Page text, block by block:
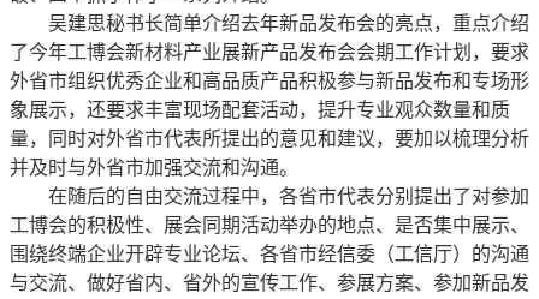
吴建思秘书长简单介绍去年新品发布会的亮点，重点介绍
了今年工博会新材料产业展新产品发布会会期工作计划，要求
外省市组织优秀企业和高品质产品积极参与新品发布和专场形
象展示，还要求丰富现场配套活动，提升专业观众数量和质
量，同时对外省市代表所提出的意见和建议，要加以梳理分析
并及时与外省市加强交流和沟通。
在随后的自由交流过程中，各省市代表分别提出了对参加
工博会的积极性、展会同期活动举办的地点、是否集中展示、
围绕终端企业开辟专业论坛、各省市经信委（工信厅）的沟通
与交流、做好省内、省外的宣传工作、参展方案、参加新品发